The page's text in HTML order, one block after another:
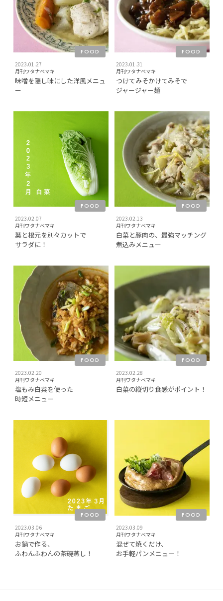
2023.01.27
FOOD
月刊ワタナベマキ
味噌を隠し味にした洋風メニュ
ー
2023.01.31
FOOD
月刊ワタナベマキ
つけてみそかけてみそで
ジャージャー麺
2023.02.07
FOOD
月刊ワタナベマキ
葉と根元を別々カットで
サラダに！
2023.02.13
FOOD
月刊ワタナベマキ
白菜と豚肉の、最強マッチング
煮込みメニュー
2023.02.20
FOOD
月刊ワタナベマキ
塩もみ白菜を使った
時短メニュー
2023.02.28
FOOD
月刊ワタナベマキ
白菜の縦切り食感がポイント！
2023.03.06
FOOD
月刊ワタナベマキ
お鍋で作る、
ふわんふわんの茶碗蒸し！
2023.03.09
FOOD
月刊ワタナベマキ
混ぜて焼くだけ、
お手軽パンメニュー！